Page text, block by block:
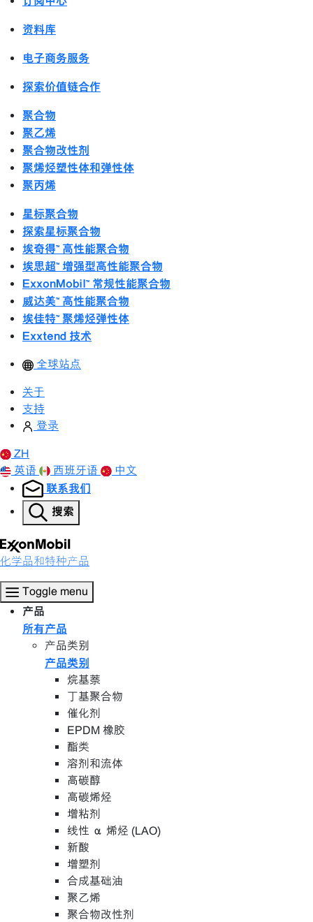
资料库
电子商务服务
探索价值链合作
聚合物
聚乙烯
聚合物改性剂
聚烯烃塑性体和弹性体
聚丙烯
星标聚合物
探索星标聚合物
埃奇得™ 高性能聚合物
埃思超™ 增强型高性能聚合物
ExxonMobil™ 常规性能聚合物
威达美™ 高性能聚合物
埃佳特™ 聚烯烃弹性体
Exxtend 技术
全球站点
关于
支持
登录
ZH
英语
西班牙语 中文
联系我们
搜索
化学品和特种产品
Toggle menu
产品
所有产品
产品类别
产品类别
烷基萘
丁基聚合物
催化剂
EPDM 橡胶
酯类
溶剂和流体
高碳醇
高碳烯烃
增粘剂
线性 α 烯烃 (LAO)
新酸
增塑剂
合成基础油
聚乙烯
聚合物改性剂